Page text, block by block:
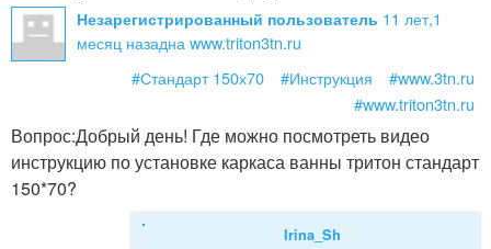
Незарегистрированный пользователь 11 лет,1
месяц назадна www.triton3tn.ru
#Стандарт 150х70
#Инструкция
#www.3tn.ru
#www.triton3tn.ru
Вопрос:Добрый день! Где можно посмотреть видео
инструкцию по установке каркаса ванны тритон стандарт
150*70?
Irina_Sh